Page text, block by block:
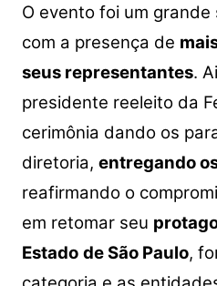
O evento foi um
com a presença de
seus representantes.
presidente reeleito da
cerimônia dando os
diretoria, entregando
reafirmando o
em retomar seu
Estado de São Paulo,